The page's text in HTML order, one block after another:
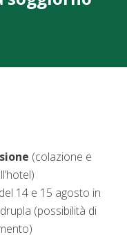
(colazione e
14 e 15 agosto in
(possibilità di